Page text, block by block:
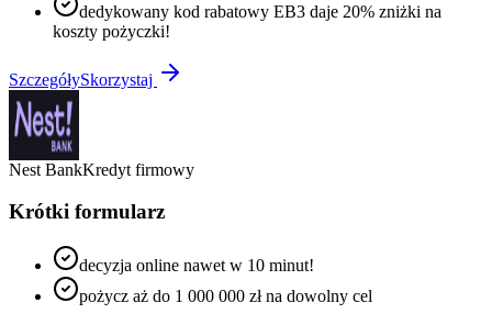
dedykowany kod rabatowy EB3 daje 20% zniżki na
koszty pożyczki!
SzczegółySkorzystaj
Nest BankKredyt firmowy
Krótki formularz
decyzja online nawet w 10 minut!
pożycz aż do 1 000 000 zł na dowolny cel